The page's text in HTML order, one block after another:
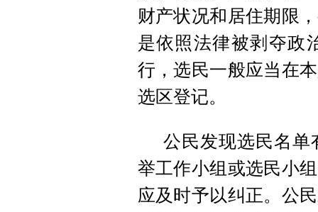
财产状况和居住期限
是依照法律被剥夺政
行，选民一般应当在
选区登记。
公民发现选民名单
举工作小组或选民小
应及时予以纠正。公